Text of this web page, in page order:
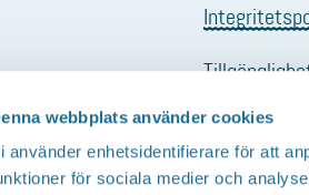
webbplats använder cookies
använder enhetsidentifierare för att
för sociala medier och